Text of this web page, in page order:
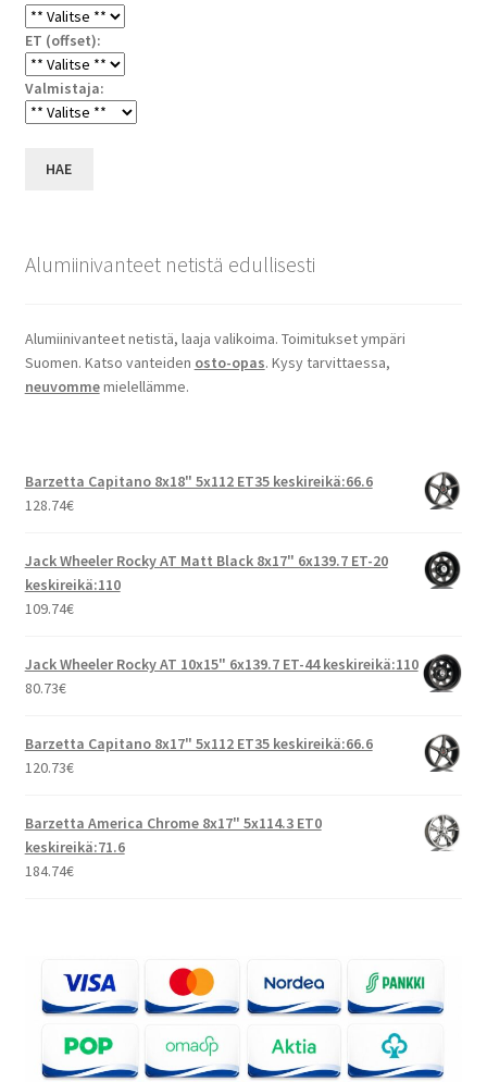
ET (offset):
Valmistaja:
HAE
Alumiinivanteet netistä edullisesti
Alumiinivanteet netistä, laaja valikoima. Toimitukset ympäri
Suomen. Katso vanteiden osto-opas. Kysy tarvittaessa,
neuvommemielellämme.
Barzetta Capitano 8x18" 5x112 ET35 keskireikä:66.6
128.74€
Jack Wheeler Rocky AT Matt Black 8x17" 6x139.7 ET-20
keskireikä:110
109.74€
Jack Wheeler Rocky AT 10x15" 6x139.7 ET-44 keskireikä:110
80.73€
Barzetta Capitano 8x17" 5x112 ET35 keskireikä:66.6
120.73€
Barzetta America Chrome 8x17" 5x114.3 ET0
keskireikä:71.6
184.74€